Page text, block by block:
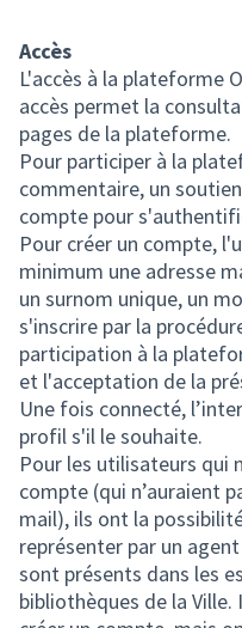
Accès
L'accès à la plateforme
accès permet la
pages de la plateforme.
Pour participer à la
commentaire, un
compte pour
Pour créer un compte,
minimum une adresse
un surnom unique, un
s'inscrire par la
participation à la
et l'acceptation de la
Une fois connecté,
profil s'il le souhaite.
Pour les utilisateurs qui
compte (qui n’auraient
mail), ils ont la
représenter par un
sont présents dans les
bibliothèques de la Ville.